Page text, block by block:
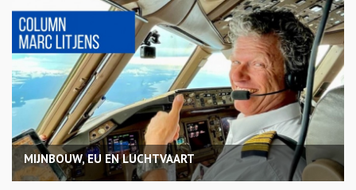
MIJNBOUW, EU EN LUCHTVAART